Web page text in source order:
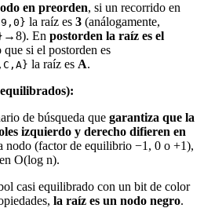
en preorden, si un recorrido en
la raíz es 3 (análogamente,
→8). En postorden la raíz es el
que si el postorden es
la raíz es A.
de búsqueda que garantiza que la
izquierdo y derecho difieren en
nodo (factor de equilibrio −1, 0 o +1),
O(log n).
casi equilibrado con un bit de color
la raíz es un nodo negro.